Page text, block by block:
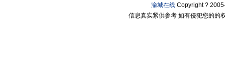
渝城在线Copyright ?
信息真实紧供参考 如有侵犯您的的